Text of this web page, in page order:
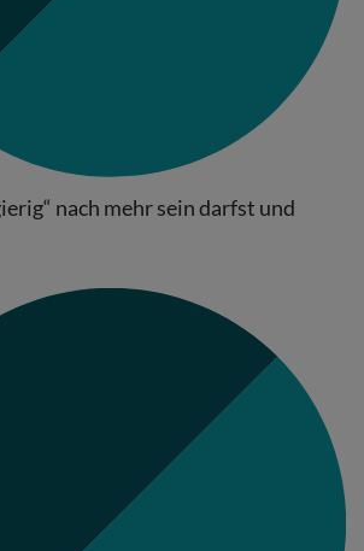
nach mehr sein darfst und